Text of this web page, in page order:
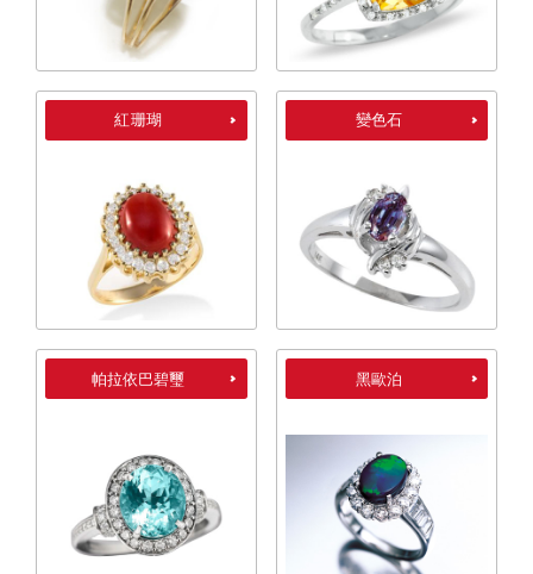
紅珊瑚 變色石
帕拉依巴碧璽 黑歐泊